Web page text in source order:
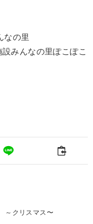
なの里
みんなの里ぽこぽこ
～クリスマス〜